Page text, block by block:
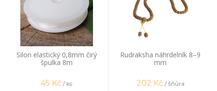
Silon elastický 0,8mm čirý
špulka 8m
45 Kč / ks
Rudraksha náhrdelník 8–9
mm
202 Kč / šňůra